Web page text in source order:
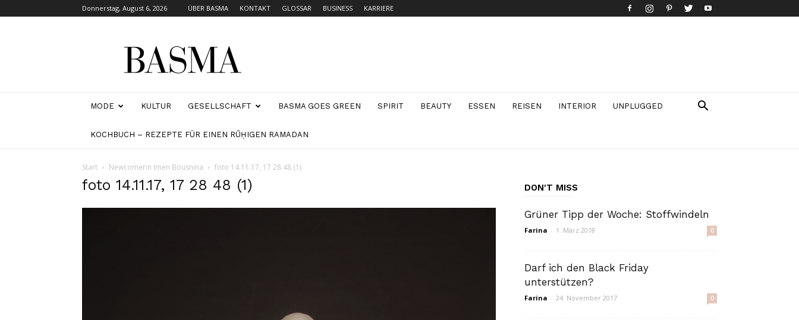
Donnerstag, August 6, 2026 ÜBER BASMA KONTAKT GLOSSAR BUSINESS KARRIERE
MAGAZINE
MODE KULTUR GESELLSCHAFT BASMA GOES GREEN SPIRIT BEAUTY ESSEN REISEN INTERIOR UNPLUGGED
KOCHBUCH – REZEPTE FÜR EINEN RŪḤIGEN RAMADAN
Start Newcomerin Imen Bousnina foto 14.11.17, 17 28 48 (1)
foto 14.11.17, 17 28 48 (1) DON'T MISS
Grüner Tipp der Woche: Stoffwindeln
Farina - 1. März 2018 0
Darf ich den Black Friday
unterstützen?
Farina - 24. November 2017 0